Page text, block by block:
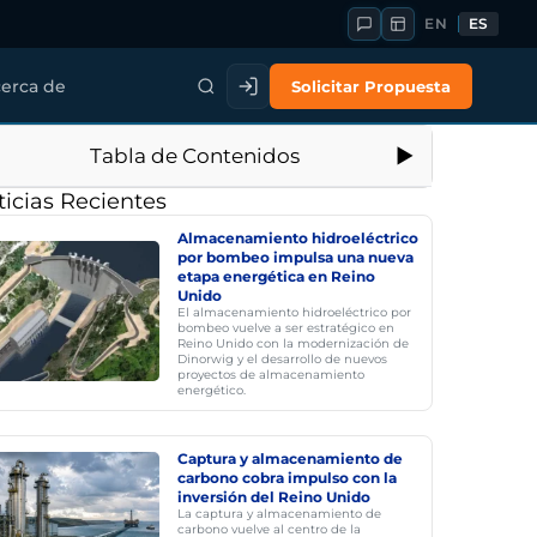
EN ES
de Solicitar Propuesta
Tabla de Contenidos
Recientes
Almacenamiento hidroeléctrico
por bombeo impulsa una nueva
etapa energética en Reino
Unido
El almacenamiento hidroeléctrico por
bombeo vuelve a ser estratégico en
Reino Unido con la modernización de
Dinorwig y el desarrollo de nuevos
proyectos de almacenamiento
energético.
Captura y almacenamiento de
carbono cobra impulso con la
inversión del Reino Unido
La captura y almacenamiento de
carbono vuelve al centro de la